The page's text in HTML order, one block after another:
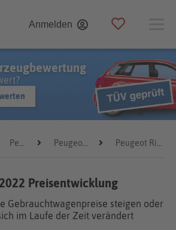
Anmelden
Peugeot Peugeot Rifter Peugeot Rifter 2022
Preisentwicklung
Gebrauchtwagenpreise steigen oder
im Laufe der Zeit verändert